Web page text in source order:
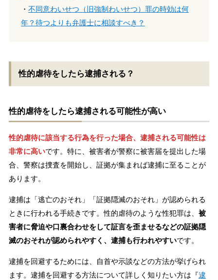
・ 不同意わいせつ（旧強制わいせつ）罪の時効は何
年？待つよりも弁護士に相談すべき？
性的虐待をしたら逮捕される？
性的虐待をしたら逮捕される可能性が高い
性的虐待に該当する行為を行った場合、逮捕される可能性は
非常に高いです。特に、被害者が警察に被害届を提出した場
合、警察は捜査を開始し、証拠が集まれば逮捕に至ることが
あります。
逮捕は「逃亡のおそれ」「証拠隠滅のおそれ」が認められる
ときに行われる手続きです。性的虐待のような性犯罪は、 被
害者に脅迫や口裏合わせをして証言を歪ませるなどの証拠隠
滅のおそれが認められやすく、逮捕も行われやすいです。
逮捕を回避するためには、自首や示談などの方法が挙げられ
ます。逮捕を回避する方法について詳しく知りたい方は『逮